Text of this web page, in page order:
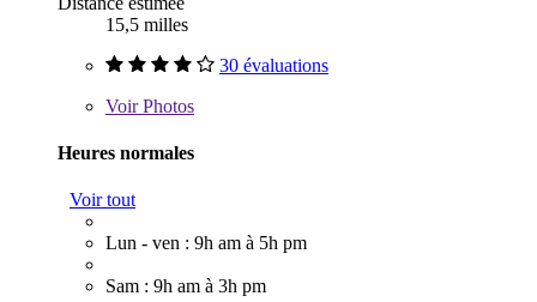
15,5 milles
30 évaluations
VoirPhotos
Heures normales
Voir tout
Lun - ven : 9h am à 5h pm
Sam : 9h am à 3h pm